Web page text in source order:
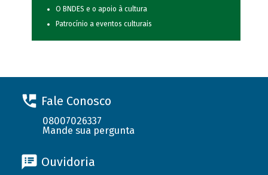
O BNDES e o apoio à cultura
Patrocínio a eventos culturais
Fale Conosco
08007026337
Mande sua pergunta
Ouvidoria